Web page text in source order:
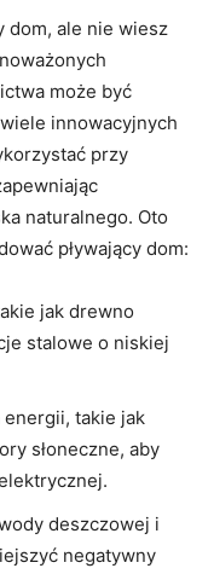
dom, ale nie‌ wiesz
może być
innowacyjnych
przy
naturalnego.‌ Oto
pływający dom:
jak drewno
stalowe ​o niskiej
takie jak
słoneczne, aby
deszczowej i‌
negatywny